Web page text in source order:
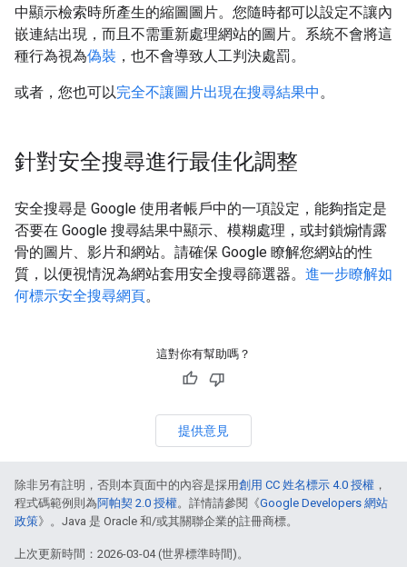
中顯示檢索時所產生的縮圖圖片。您隨時都可以設定不讓內
嵌連結出現，而且不需重新處理網站的圖片。系統不會將這
種行為視為偽裝 ，也不會導致人工判決處罰。
或者，您也可以完全不讓圖片出現在搜尋結果中 。
針對安全搜尋進行最佳化調整
安全搜尋是 Google 使用者帳戶中的一項設定，能夠指定是
否要在 Google 搜尋結果中顯示、模糊處理，或封鎖煽情露
骨的圖片、影片和網站。請確保 Google 瞭解您網站的性
質，以便視情況為網站套用安全搜尋篩選器。 進一步瞭解如
何標示安全搜尋網頁。
這對你有幫助嗎？
提供意見
除非另有註明，否則本頁面中的內容是採用創用 CC 姓名標示 4.0 授權 ，
程式碼範例則為阿帕契 2.0 授權。詳情請參閱《Google Developers 網站
政策》。Java 是 Oracle 和/或其關聯企業的註冊商標。
上次更新時間：2026-03-04 (世界標準時間)。